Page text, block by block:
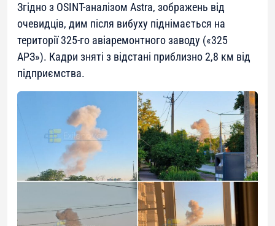
Згідно з OSINT-аналізом Astra, зображень від
очевидців, дим після вибуху піднімається на
території 325-го авіаремонтного заводу («325
АРЗ»). Кадри зняті з відстані приблизно 2,8 км від
підприємства.